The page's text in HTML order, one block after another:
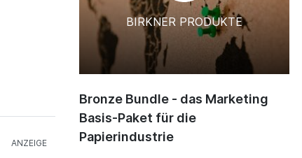
BIRKNER PRODUKTE
Bronze Bundle - das Marketing
Basis-Paket für die
Papierindustrie